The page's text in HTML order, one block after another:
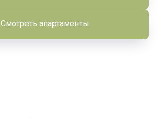
Смотреть апартаменты